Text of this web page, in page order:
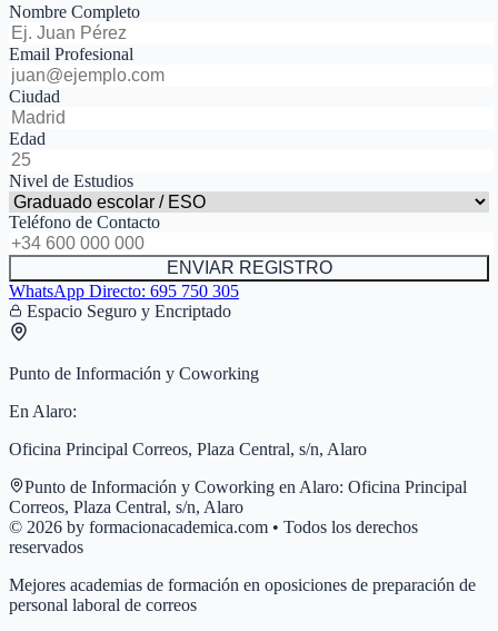
Nombre Completo
Email Profesional
Ciudad
Edad
Nivel de Estudios
Teléfono de Contacto
ENVIAR REGISTRO
WhatsApp Directo: 695 750 305
Espacio Seguro y Encriptado
Punto de Información y Coworking
En Alaro:
Oficina Principal Correos, Plaza Central, s/n, Alaro
Punto de Información y Coworking en Alaro: Oficina Principal
Correos, Plaza Central, s/n, Alaro
© 2026 by formacionacademica.com • Todos los derechos
reservados
Mejores academias de formación en oposiciones de preparación de
personal laboral de correos